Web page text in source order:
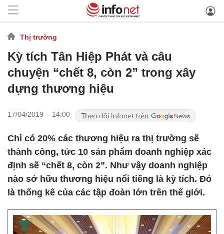
Thị trường
Kỳ tích Tân Hiệp Phát và câu
chuyện “chết 8, còn 2” trong xây
dựng thương hiệu
17/04/2019 - 14:00
Chỉ có 20% các thương hiệu ra thị trường sẽ
thành công, tức 10 sản phẩm doanh nghiệp xác
định sẽ “chết 8, còn 2”. Như vậy doanh nghiệp
nào sở hữu thương hiệu nổi tiếng là kỳ tích. Đó
là thống kê của các tập đoàn lớn trên thế giới.